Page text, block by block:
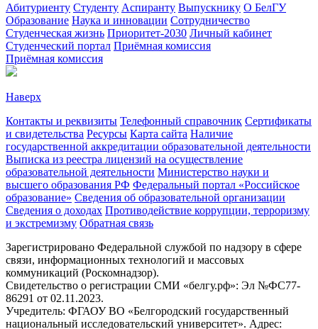
Абитуриенту Студенту Аспиранту Выпускнику О БелГУ
Образование Наука и инновации Сотрудничество
Студенческая жизнь Приоритет-2030 Личный кабинет
Студенческий портал Приёмная комиссия
Приёмная комиссия
Наверх
Контакты и реквизиты Телефонный справочник Сертификаты
и свидетельства Ресурсы Карта сайта Наличие
государственной аккредитации образовательной деятельности
Выписка из реестра лицензий на осуществление
образовательной деятельности Министерствo науки и
высшего образования РФ Федеральный портал «Российское
образование» Сведения об образовательной организации
Сведения о доходах Противодействие коррупции, терроризму
и экстремизму Обратная связь
Зарегистрировано Федеральной службой по надзору в сфере
связи, информационных технологий и массовых
коммуникаций (Роскомнадзор).
Свидетельство о регистрации СМИ «белгу.рф»: Эл №ФС77-
86291 от 02.11.2023.
Учредитель: ФГАОУ ВО «Белгородский государственный
национальный исследовательский университет». Адрес: